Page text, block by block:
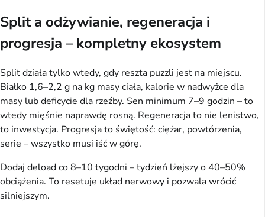
Split a odżywianie, regeneracja i
progresja – kompletny ekosystem
Split działa tylko wtedy, gdy reszta puzzli jest na miejscu.
Białko 1,6–2,2 g na kg masy ciała, kalorie w nadwyżce dla
masy lub deficycie dla rzeźby. Sen minimum 7–9 godzin – to
wtedy mięśnie naprawdę rosną. Regeneracja to nie lenistwo,
to inwestycja. Progresja to świętość: ciężar, powtórzenia,
serie – wszystko musi iść w górę.
Dodaj deload co 8–10 tygodni – tydzień lżejszy o 40–50%
obciążenia. To resetuje układ nerwowy i pozwala wrócić
silniejszym.